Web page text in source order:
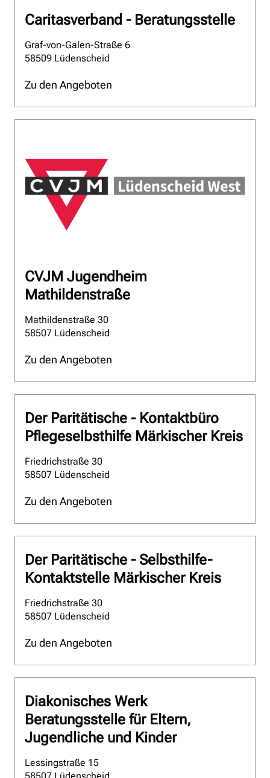
Caritasverband - Beratungsstelle
Graf-von-Galen-Straße 6
58509 Lüdenscheid
Zu den Angeboten
CVJM Jugendheim
Mathildenstraße
Mathildenstraße 30
58507 Lüdenscheid
Zu den Angeboten
Der Paritätische - Kontaktbüro
Pflegeselbsthilfe Märkischer Kreis
Friedrichstraße 30
58507 Lüdenscheid
Zu den Angeboten
Der Paritätische - Selbsthilfe-
Kontaktstelle Märkischer Kreis
Friedrichstraße 30
58507 Lüdenscheid
Zu den Angeboten
Diakonisches Werk
Beratungsstelle für Eltern,
Jugendliche und Kinder
Lessingstraße 15